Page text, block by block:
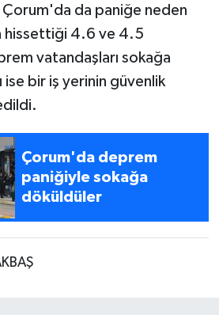
da paniğe neden
hissettiği 4.6 ve 4.5
vatandaşları sokağa
bir iş yerinin güvenlik
Çorum'da deprem
paniğiyle sokağa
döküldüler